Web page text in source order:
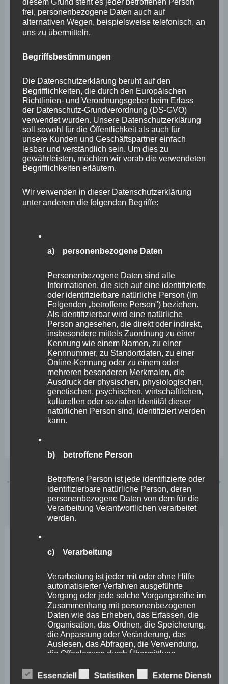
ich Anfragen an die Landesregierung gerichtet und
mitunter ernüchternde Antworten bekommen. Auf eine
Landesregierung etwa auf einen drohenden „kapazitiven
Flaschenhals“ zwischen Mainz und Bingen, da dort die
DB Netz Stellwerktechnik aus den 1960er nicht
modernisieren und digitalisieren will.
Auf zwei andere Anfragen im August letztes Jahr
bezüglich des barrierefreien Ausbaus von Bahnhöfen in
den Wahlkreisen Koblenz/Lahnstein und Rhein-
Bahnhöfe mit weniger als 1.000 Passagieren pro Tag
knappen Personalressourcen bei Deutscher Bahn,
Planungsbüros und beim Eisenbahnbundesamt
angeführt.
Alles in allem zeichnet sich ein Bild fehlender
Planungen, mangelnder Personalressourcen und
knapper Haushaltsmittel im rheinland-pfälzischen
Verkehrssektor unter Führung der FDP-Verkehrsminister.
Für mich ist klar: Ohne Planungen und Personal wird
kein Projekt beschleunigt werden können. Solange bleibt
DeutschlandtempoeinSchneckentempo.
Es gilt das gesprochene Wort.
← Vorheriger Beitrag Nächster Beitrag →
Neueste Beiträge
Wefelscheid lehnt Verfassungsänderung ab
VfL Kesselheim e.V. bittet Stadt um Unterstützung bei
Sanierung des Sportplatzes
Engstelle in Aachener Straße – Wefelscheid: „Rübenach
erstickt im Verkehr“
Wefelscheid besichtigt Fort Konstantin
frei, personenbezogene Daten auch auf
alternativen Wegen, beispielsweise telefonisch, an
uns zu übermitteln.
Begriffsbestimmungen
Die Datenschutzerklärung beruht auf den
Begrifflichkeiten, die durch den Europäischen
Richtlinien- und Verordnungsgeber beim Erlass
der Datenschutz-Grundverordnung (DS-GVO)
verwendet wurden. Unsere Datenschutzerklärung
soll sowohl für die Öffentlichkeit als auch für
unsere Kunden und Geschäftspartner einfach
lesbar und verständlich sein. Um dies zu
gewährleisten, möchten wir vorab die verwendeten
Begrifflichkeiten erläutern.
Wir verwenden in dieser Datenschutzerklärung
unter anderem die folgenden Begriffe:
a) personenbezogene Daten
Personenbezogene Daten sind alle
Informationen, die sich auf eine identifizierte
oder identifizierbare natürliche Person (im
Folgenden „betroffene Person") beziehen.
Als identifizierbar wird eine natürliche
Person angesehen, die direkt oder indirekt,
insbesondere mittels Zuordnung zu einer
Kennung wie einem Namen, zu einer
Kennnummer, zu Standortdaten, zu einer
Online-Kennung oder zu einem oder
mehreren besonderen Merkmalen, die
Ausdruck der physischen, physiologischen,
genetischen, psychischen, wirtschaftlichen,
kulturellen oder sozialen Identität dieser
natürlichen Person sind, identifiziert werden
kann.
b) betroffene Person
Betroffene Person ist jede identifizierte oder
identifizierbare natürliche Person, deren
personenbezogene Daten von dem für die
Verarbeitung Verantwortlichen verarbeitet
werden.
c) Verarbeitung
Verarbeitung ist jeder mit oder ohne Hilfe
automatisierter Verfahren ausgeführte
Vorgang oder jede solche Vorgangsreihe im
Zusammenhang mit personenbezogenen
Daten wie das Erheben, das Erfassen, die
Organisation, das Ordnen, die Speicherung,
die Anpassung oder Veränderung, das
Auslesen, das Abfragen, die Verwendung,
die Offenlegung durch Übermittlung,
Bereitstellung, den Abgleich oder die
Essenziell Statistiken Externe Dienste